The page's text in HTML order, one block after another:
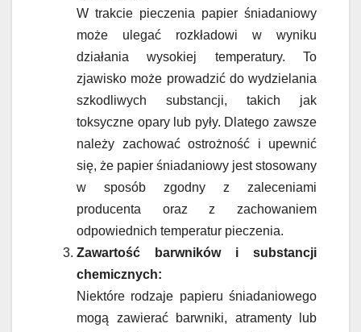
W trakcie pieczenia papier śniadaniowy
może ulegać rozkładowi w wyniku
działania wysokiej temperatury. To
zjawisko może prowadzić do wydzielania
szkodliwych substancji, takich jak
toksyczne opary lub pyły. Dlatego zawsze
należy zachować ostrożność i upewnić
się, że papier śniadaniowy jest stosowany
w sposób zgodny z zaleceniami
producenta oraz z zachowaniem
odpowiednich temperatur pieczenia.
Zawartość barwników i substancji
chemicznych:
Niektóre rodzaje papieru śniadaniowego
mogą zawierać barwniki, atramenty lub